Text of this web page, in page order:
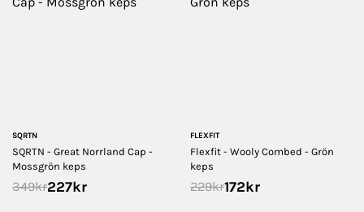
SQRTN
SQRTN - Great Norrland Cap -
Mossgrön keps
349kr227kr
FLEXFIT
Flexfit - Wooly Combed - Grön
keps
229kr172kr